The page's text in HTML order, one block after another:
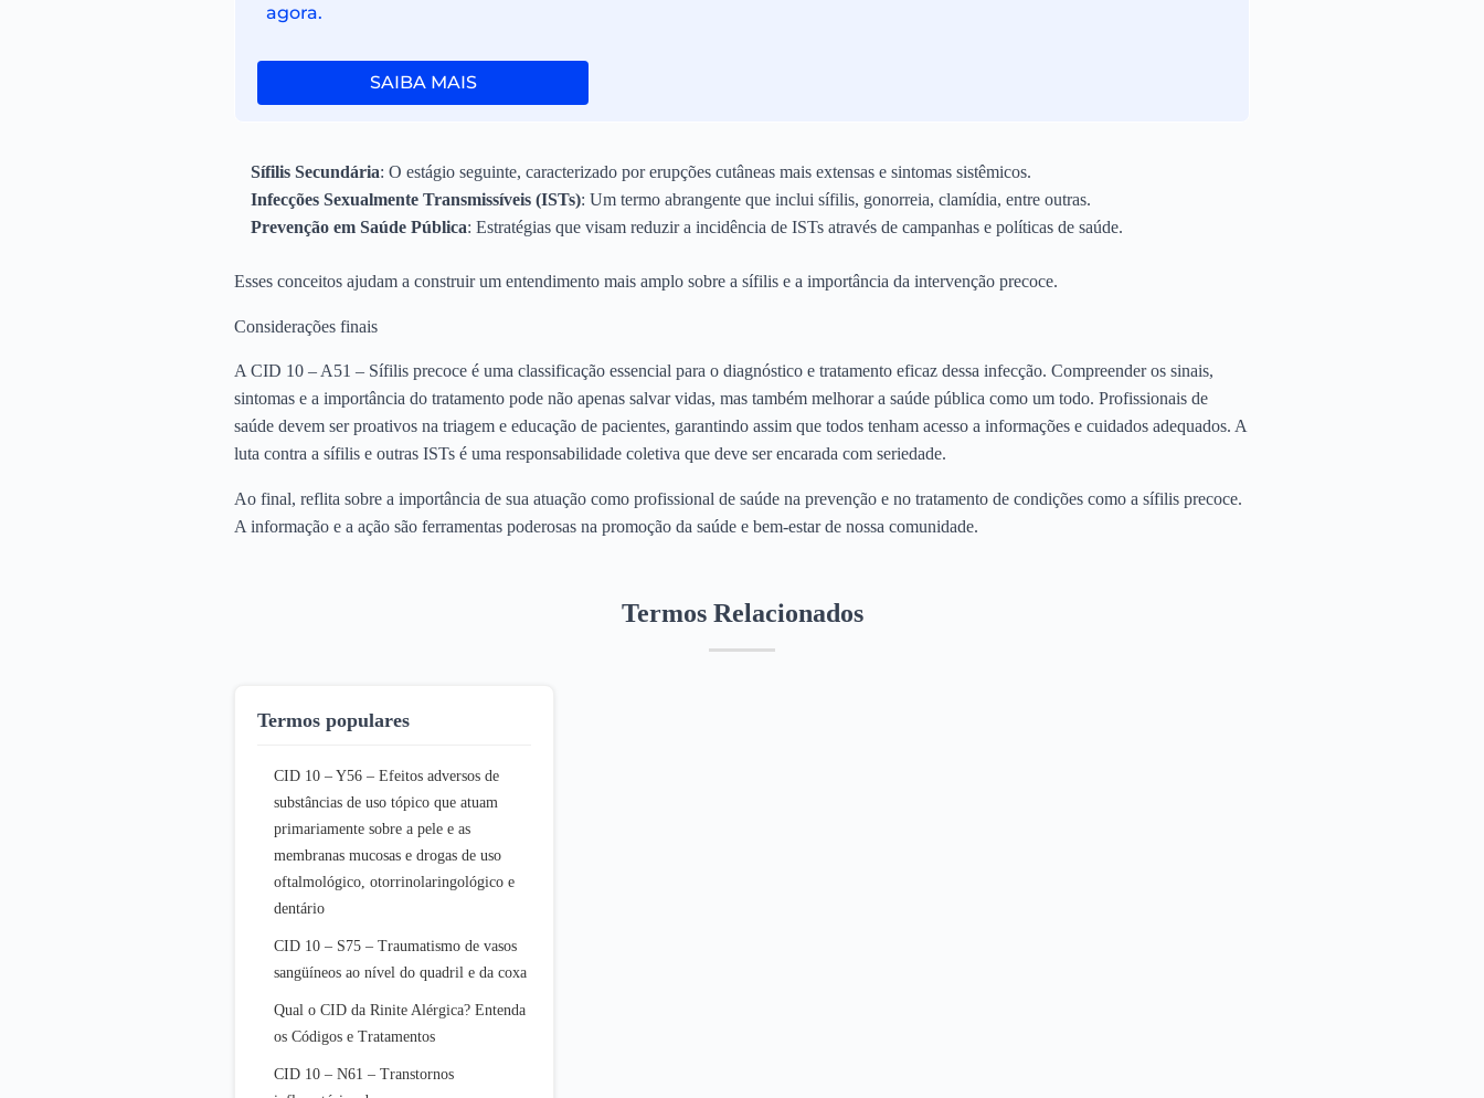
agora.
SAIBA MAIS
Sífilis Secundária: O estágio seguinte, caracterizado por erupções cutâneas mais extensas e sintomas sistêmicos.
Infecções Sexualmente Transmissíveis (ISTs): Um termo abrangente que inclui sífilis, gonorreia, clamídia, entre outras.
Prevenção em Saúde Pública: Estratégias que visam reduzir a incidência de ISTs através de campanhas e políticas de saúde.
Esses conceitos ajudam a construir um entendimento mais amplo sobre a sífilis e a importância da intervenção precoce.
Considerações finais
A CID 10 – A51 – Sífilis precoce é uma classificação essencial para o diagnóstico e tratamento eficaz dessa infecção. Compreender os sinais,
sintomas e a importância do tratamento pode não apenas salvar vidas, mas também melhorar a saúde pública como um todo. Profissionais de
saúde devem ser proativos na triagem e educação de pacientes, garantindo assim que todos tenham acesso a informações e cuidados adequados. A
luta contra a sífilis e outras ISTs é uma responsabilidade coletiva que deve ser encarada com seriedade.
Ao final, reflita sobre a importância de sua atuação como profissional de saúde na prevenção e no tratamento de condições como a sífilis precoce.
A informação e a ação são ferramentas poderosas na promoção da saúde e bem-estar de nossa comunidade.
Termos Relacionados
Termos populares
CID 10 – Y56 – Efeitos adversos de
substâncias de uso tópico que atuam
primariamente sobre a pele e as
membranas mucosas e drogas de uso
oftalmológico, otorrinolaringológico e
dentário
CID 10 – S75 – Traumatismo de vasos
sangüíneos ao nível do quadril e da coxa
Qual o CID da Rinite Alérgica? Entenda
os Códigos e Tratamentos
CID 10 – N61 – Transtornos